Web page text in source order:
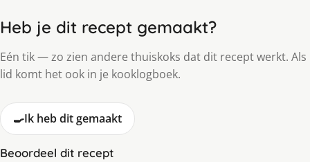
Heb je dit recept gemaakt?
Eén tik — zo zien andere thuiskoks dat dit recept werkt. Als
lid komt het ook in je kooklogboek.
🍳Ik heb dit gemaakt
Beoordeel dit recept